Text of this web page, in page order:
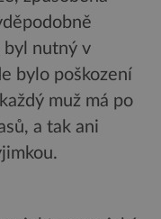
byl nutný v
bylo poškození
muž má po
a tak ani